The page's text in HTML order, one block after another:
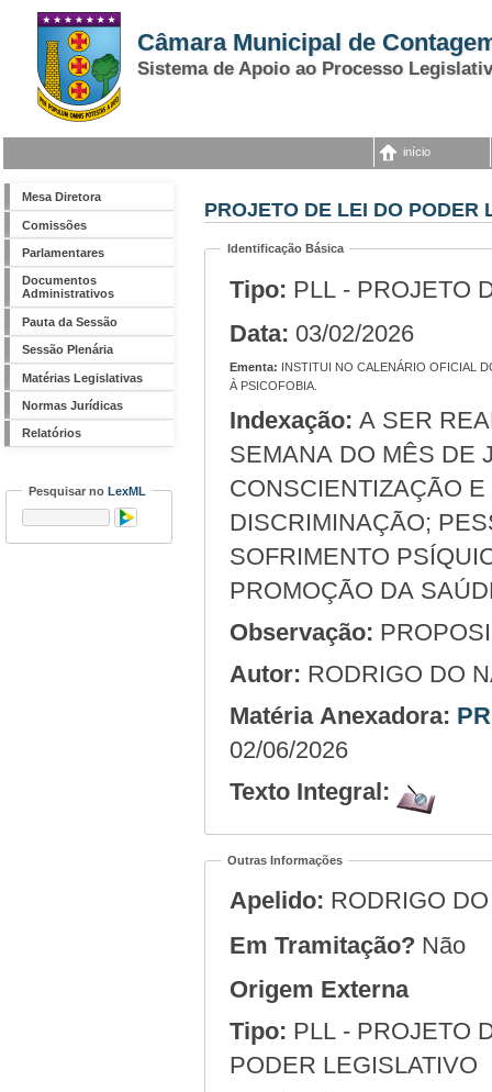
Câmara Municipal de
Sistema de Apoio ao Processo
início
Mesa Diretora
Comissões
Parlamentares
Documentos
Administrativos
Pauta da Sessão
Sessão Plenária
Matérias Legislativas
Normas Jurídicas
Relatórios
Pesquisar no LexML
PROJETO DE LEI DO PODER
Identificação Básica
Tipo: PLL - PROJETO
Data: 03/02/2026
Ementa:
À PSICOFOBIA.
Indexação:
SEMANA DO MÊS DE
CONSCIENTIZAÇÃO
DISCRIMINAÇÃO;
SOFRIMENTO
PROMOÇÃO DA
Observação:
Autor: RODRIGO DO
Matéria Anexadora:
02/06/2026
Texto Integral:
Outras Informações
Apelido: RODRIGO
Em Tramitação? Não
Origem Externa
Tipo: PLL - PROJETO
PODER LEGISLATIVO